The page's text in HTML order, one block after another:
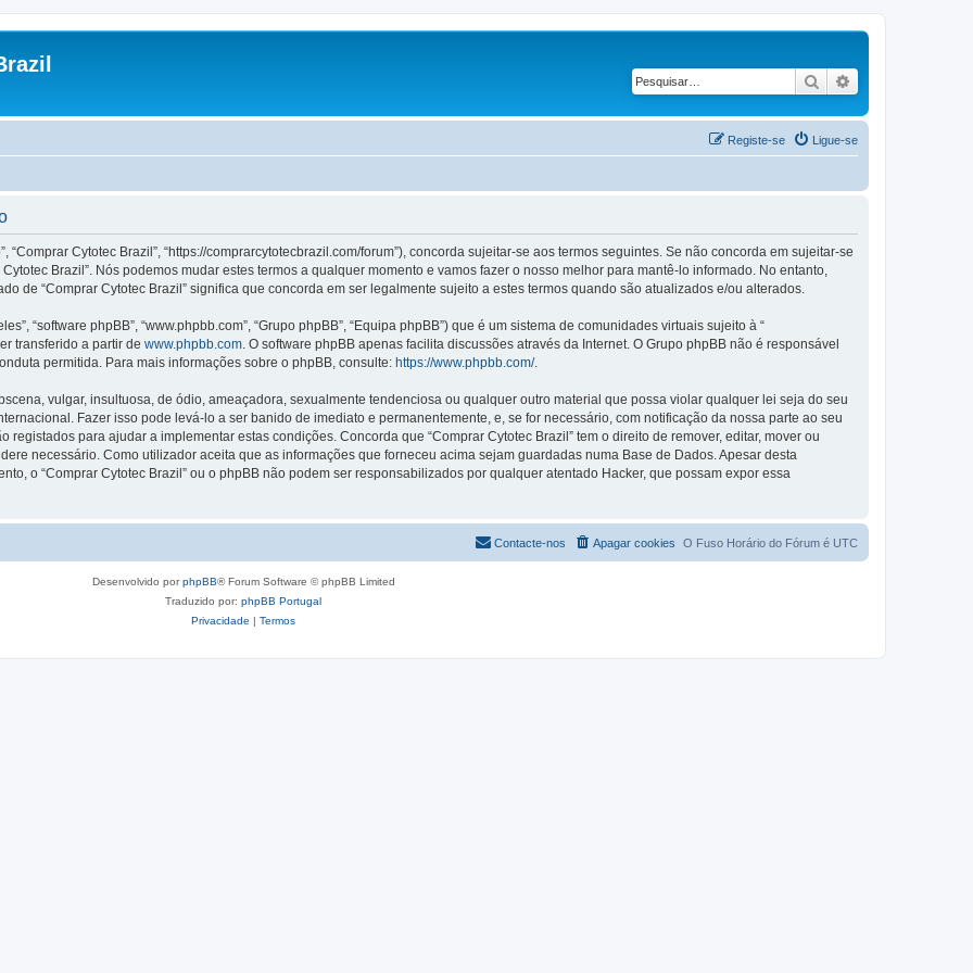
Pesquisar
Ligue-se
Registe-se
“Comprar Cytotec Brazil”, “https://comprarcytotecbrazil.com/forum”), concorda sujeitar-se aos termos seguintes. Se não concorda em sujeitar-se
Brazil”. Nós podemos mudar estes termos a qualquer momento e vamos fazer o nosso melhor para mantê-lo informado. No entanto,
de “Comprar Cytotec Brazil” significa que concorda em ser legalmente sujeito a estes termos quando são atualizados e/ou alterados.
“software phpBB”, “www.phpbb.com”, “Grupo phpBB”, “Equipa phpBB”) que é um sistema de comunidades virtuais sujeito à “
transferido a partir de www.phpbb.com . O software phpBB apenas facilita discussões através da Internet. O Grupo phpBB não é responsável
permitida. Para mais informações sobre o phpBB, consulte: https://www.phpbb.com/.
vulgar, insultuosa, de ódio, ameaçadora, sexualmente tendenciosa ou qualquer outro material que possa violar qualquer lei seja do seu
Fazer isso pode levá-lo a ser banido de imediato e permanentemente, e, se for necessário, com notificação da nossa parte ao seu
registados para ajudar a implementar estas condições. Concorda que “Comprar Cytotec Brazil” tem o direito de remover, editar, mover ou
necessário. Como utilizador aceita que as informações que forneceu acima sejam guardadas numa Base de Dados. Apesar desta
o “Comprar Cytotec Brazil” ou o phpBB não podem ser responsabilizados por qualquer atentado Hacker, que possam expor essa
O Fuso Horário do Fórum é UTC
Apagar cookies
Contacte-nos
Desenvolvido porphpBB® Forum Software © phpBB Limited
Traduzido por: phpBB Portugal
Privacidade | Termos